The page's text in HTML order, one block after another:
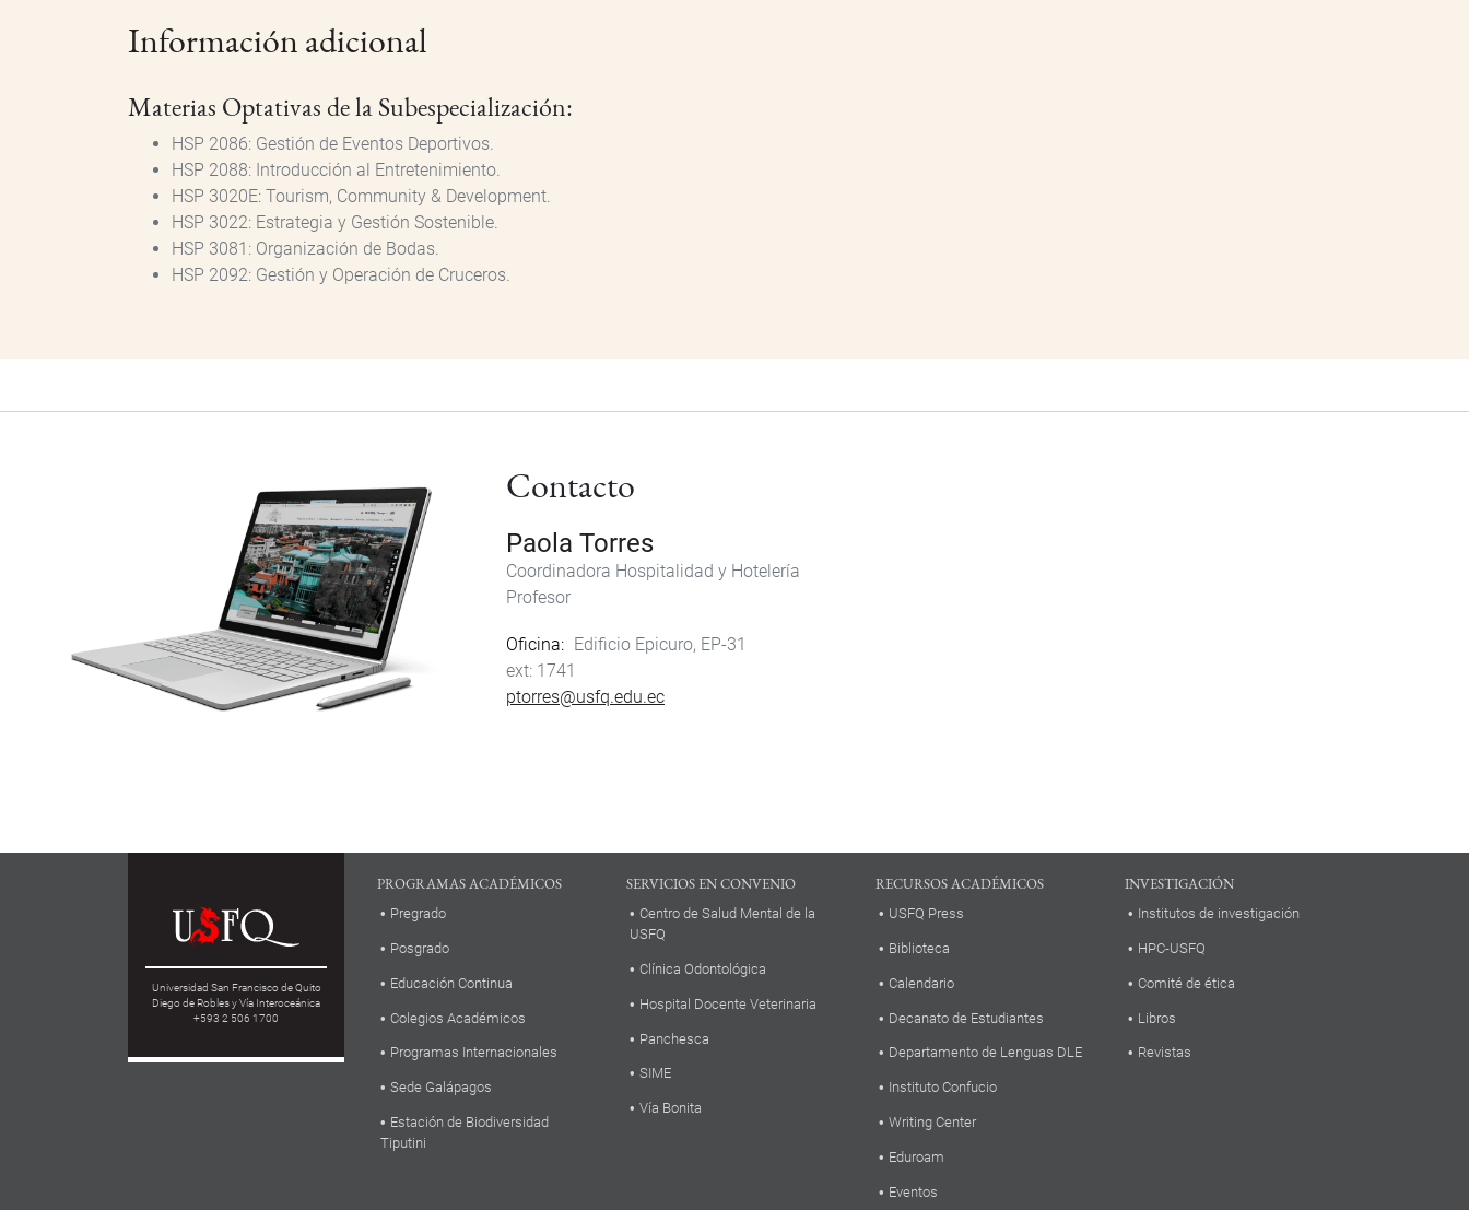
Información adicional
Materias Optativas de la Subespecialización:
HSP 2086: Gestión de Eventos Deportivos.
HSP 2088: Introducción al Entretenimiento.
HSP 3020E: Tourism, Community & Development.
HSP 3022: Estrategia y Gestión Sostenible.
HSP 3081: Organización de Bodas.
HSP 2092: Gestión y Operación de Cruceros.
Contacto
Paola Torres
Coordinadora Hospitalidad y Hotelería
Profesor
Oficina
Edificio Epicuro, EP-31
1741
ptorres@usfq.edu.ec
Universidad San Francisco de Quito
Diego de Robles y Vía Interoceánica
+593 2 506 1700
PROGRAMAS ACADÉMICOS
Pregrado
Posgrado
Educación Continua
Colegios Académicos
Programas Internacionales
Sede Galápagos
Estación de Biodiversidad
Tiputini
SERVICIOS EN CONVENIO
Centro de Salud Mental de la
USFQ
Clínica Odontológica
Hospital Docente Veterinaria
Panchesca
SIME
Vía Bonita
RECURSOS ACADÉMICOS
USFQ Press
Biblioteca
Calendario
Decanato de Estudiantes
Departamento de Lenguas DLE
Instituto Confucio
Writing Center
Eduroam
Eventos
INVESTIGACIÓN
Institutos de investigación
HPC-USFQ
Comité de ética
Libros
Revistas